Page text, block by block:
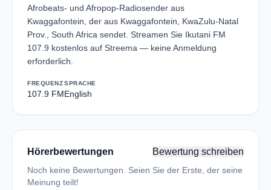
Afrobeats- und Afropop-Radiosender aus
Kwaggafontein, der aus Kwaggafontein, KwaZulu-Natal
Prov., South Africa sendet. Streamen Sie Ikutani FM
107.9 kostenlos auf Streema — keine Anmeldung
erforderlich.
FREQUENZ
107.9 FM
SPRACHE
English
Hörerbewertungen Bewertung schreiben
Noch keine Bewertungen. Seien Sie der Erste, der seine
Meinung teilt!